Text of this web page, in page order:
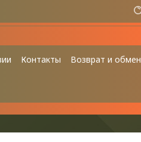
Контакты Возврат и обмен